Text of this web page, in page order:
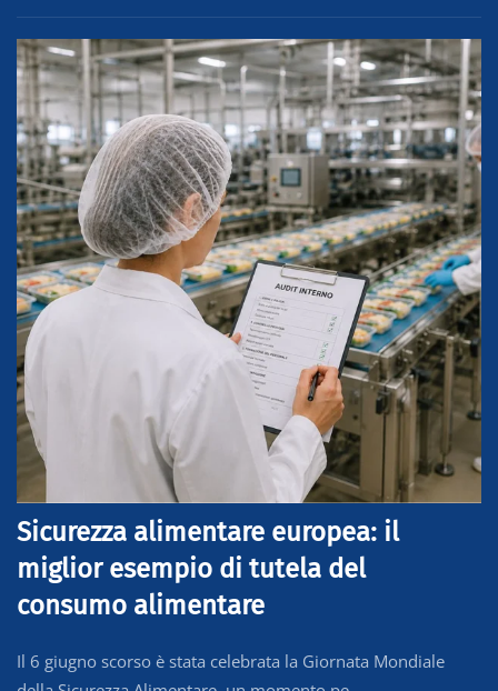
Sicurezza alimentare europea: il
miglior esempio di tutela del
consumo alimentare
Il 6 giugno scorso è stata celebrata la Giornata Mondiale